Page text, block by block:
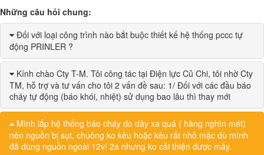
Những câu hỏi chung:
Đối với loại công trình nào bắt buộc thiết kế hệ thống pccc tự
động PRINLER ?
Kính chào Cty T-M. Tôi công tác tại Điện lực Củ Chi, tôi nhờ Cty
TM, hỗ trợ và tư vấn cho tôi 2 vấn đề sau: 1/ Đối với các đầu báo
cháy tự động (báo khói, nhiệt) sử dụng bao lâu thì thay mới
Mình lắp hệ thống báo cháy do dây xa quá ( hàng nghìn mét)
nên nguồn bị sụt, chuông ko kêu hoặc kêu rất nhỏ mặc dù mình
đã dùng nguồn ngoài 12v/ 2a nhưng ko cải thiện được mấy.